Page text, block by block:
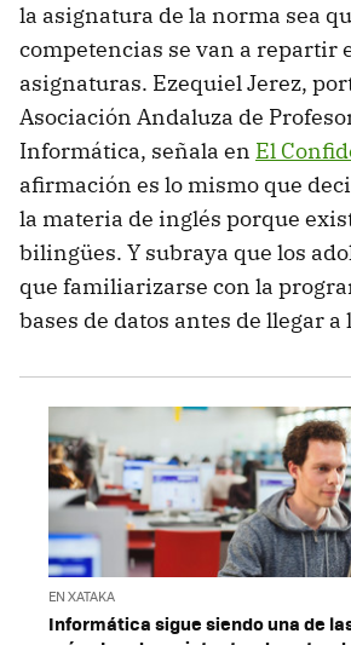
la asignatura de la norma sea
competencias se van a repartir
asignaturas. Ezequiel Jerez,
Asociación Andaluza de
Informática, señala en El
afirmación es lo mismo que
la materia de inglés porque
bilingües. Y subraya que los
que familiarizarse con la
bases de datos antes de llegar
EN XATAKA
Informática sigue siendo una de